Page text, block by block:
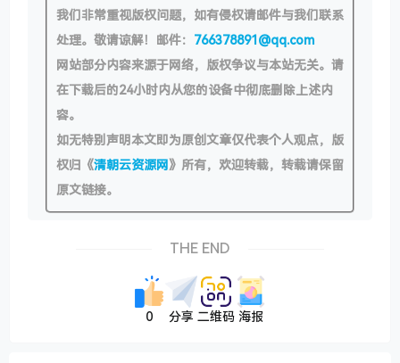
我们非常重视版权问题，如有侵权请邮件与我们联系
处理。敬请谅解！邮件： 766378891@qq.com
网站部分内容来源于网络，版权争议与本站无关。请
在下载后的24小时内从您的设备中彻底删除上述内
容。
如无特别声明本文即为原创文章仅代表个人观点，版
权归《清朝云资源网》所有，欢迎转载，转载请保留
原文链接。
THE END
0 分享 二维码 海报